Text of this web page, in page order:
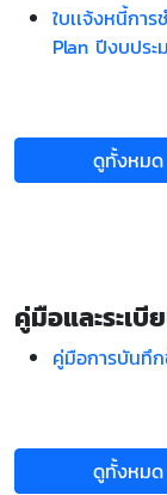
ใบเเจ้งหนี้กา
Plan ปีงบปร
ดูทั้งหมด
คู่มือและระเ
คู่มือการบันทึ
ดูทั้งหมด